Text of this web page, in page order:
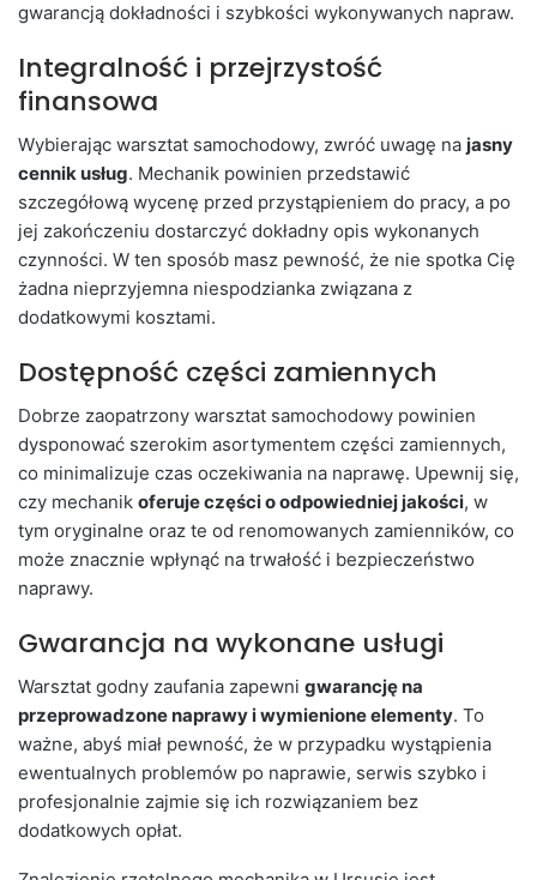
gwarancją dokładności i szybkości wykonywanych napraw.
Integralność i przejrzystość
finansowa
Wybierając warsztat samochodowy, zwróć uwagę na jasny
cennik usług. Mechanik powinien przedstawić
szczegółową wycenę przed przystąpieniem do pracy, a po
jej zakończeniu dostarczyć dokładny opis wykonanych
czynności. W ten sposób masz pewność, że nie spotka Cię
żadna nieprzyjemna niespodzianka związana z
dodatkowymi kosztami.
Dostępność części zamiennych
Dobrze zaopatrzony warsztat samochodowy powinien
dysponować szerokim asortymentem części zamiennych,
co minimalizuje czas oczekiwania na naprawę. Upewnij się,
czy mechanik oferuje części o odpowiedniej jakości, w
tym oryginalne oraz te od renomowanych zamienników, co
może znacznie wpłynąć na trwałość i bezpieczeństwo
naprawy.
Gwarancja na wykonane usługi
Warsztat godny zaufania zapewni gwarancję na
przeprowadzone naprawy i wymienione elementy. To
ważne, abyś miał pewność, że w przypadku wystąpienia
ewentualnych problemów po naprawie, serwis szybko i
profesjonalnie zajmie się ich rozwiązaniem bez
dodatkowych opłat.